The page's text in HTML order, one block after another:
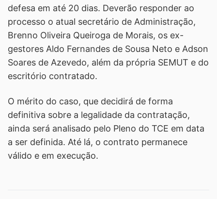
defesa em até 20 dias. Deverão responder ao
processo o atual secretário de Administração,
Brenno Oliveira Queiroga de Morais, os ex-
gestores Aldo Fernandes de Sousa Neto e Adson
Soares de Azevedo, além da própria SEMUT e do
escritório contratado.
O mérito do caso, que decidirá de forma
definitiva sobre a legalidade da contratação,
ainda será analisado pelo Pleno do TCE em data
a ser definida. Até lá, o contrato permanece
válido e em execução.